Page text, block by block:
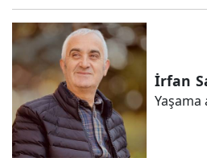
İrfan
Yaşama